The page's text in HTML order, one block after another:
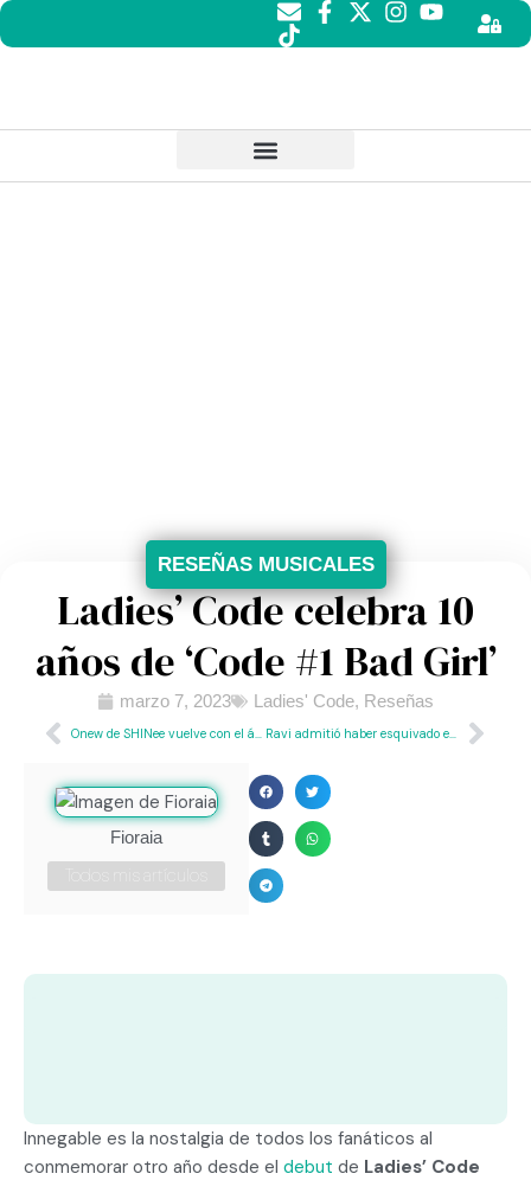
RESEÑAS MUSICALES
Ladies’ Code celebra 10
años de ‘Code #1 Bad Girl’
marzo 7, 2023 Ladies' Code, Reseñas
Onew de SHINee vuelve con el álbum ‘Circle’ Ravi admitió haber esquivado el reclutamiento militar
Fioraia
Innegable es la nostalgia de todos los fanáticos al
conmemorar otro año desde el debut de Ladies’ Code